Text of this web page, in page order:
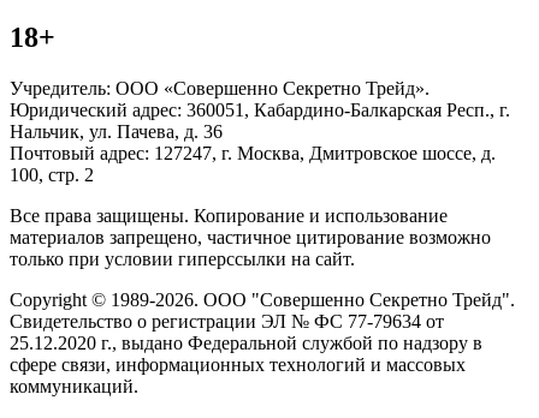
18+
Учредитель: ООО «Совершенно Секретно Трейд».
Юридический адрес: 360051, Кабардино-Балкарская Респ., г.
Нальчик, ул. Пачева, д. 36
Почтовый адрес: 127247, г. Москва, Дмитровское шоссе, д.
100, стр. 2
Все права защищены. Копирование и использование
материалов запрещено, частичное цитирование возможно
только при условии гиперссылки на сайт.
Copyright © 1989-2026. ООО "Совершенно Секретно Трейд".
Свидетельство о регистрации ЭЛ № ФС 77-79634 от
25.12.2020 г., выдано Федеральной службой по надзору в
сфере связи, информационных технологий и массовых
коммуникаций.